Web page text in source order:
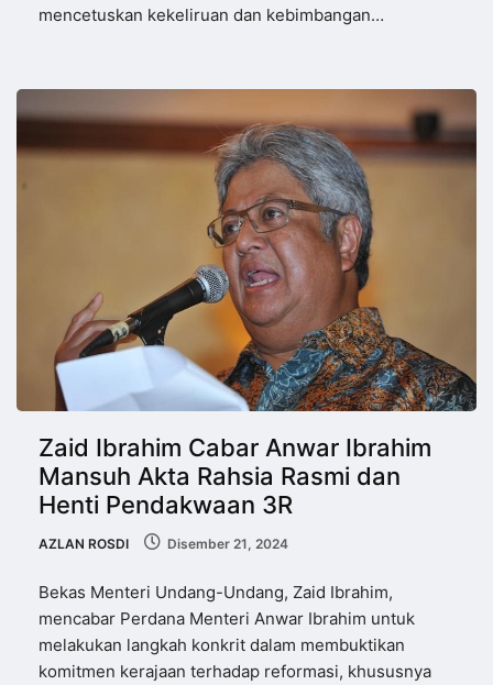
mencetuskan kekeliruan dan kebimbangan…
Zaid Ibrahim Cabar Anwar Ibrahim
Mansuh Akta Rahsia Rasmi dan
Henti Pendakwaan 3R
AZLAN ROSDI Disember 21, 2024
Bekas Menteri Undang-Undang, Zaid Ibrahim,
mencabar Perdana Menteri Anwar Ibrahim untuk
melakukan langkah konkrit dalam membuktikan
komitmen kerajaan terhadap reformasi, khususnya